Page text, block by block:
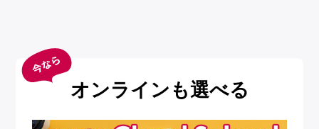
オンラインも選べる